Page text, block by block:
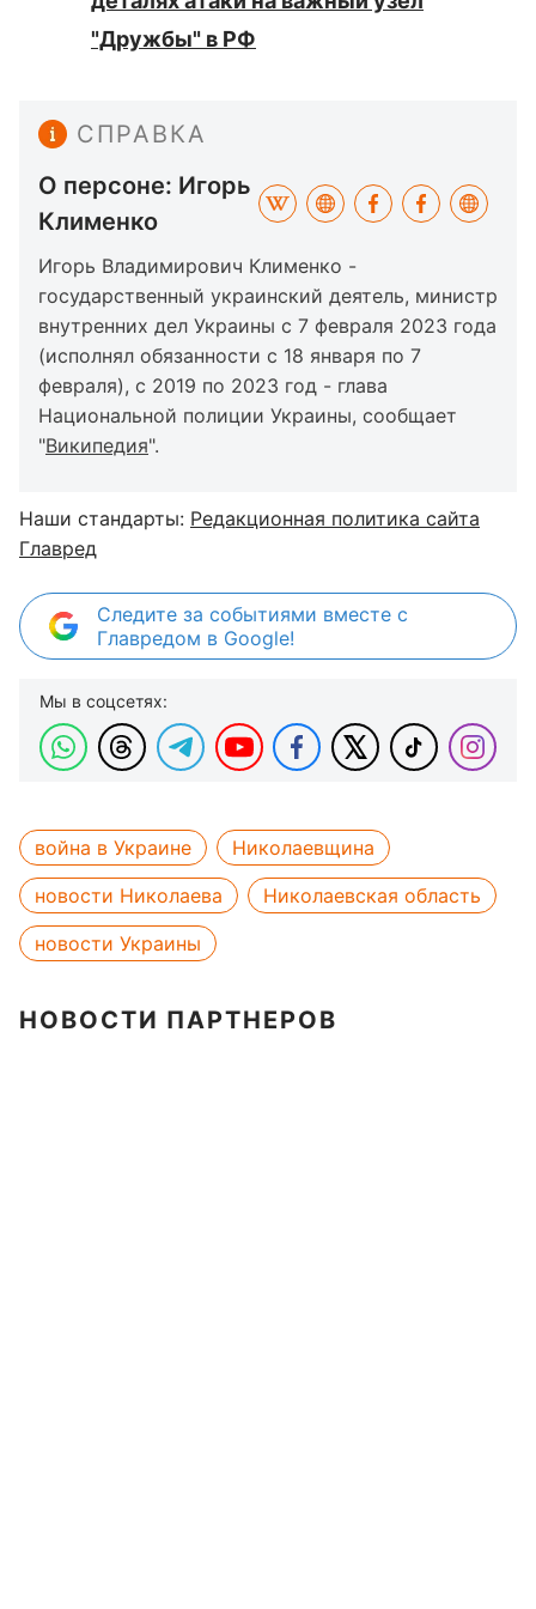
"Дружбы" в РФ
СПРАВКА
О персоне: Игорь
Клименко
Игорь Владимирович Клименко -
государственный украинский деятель, министр
внутренних дел Украины с 7 февраля 2023 года
(исполнял обязанности с 18 января по 7
февраля), с 2019 по 2023 год - глава
Национальной полиции Украины, сообщает
"Википедия".
Наши стандарты: Редакционная политика сайта
Главред
Следите за событиями вместе с
Главредом в Google!
Мы в соцсетях:
война в Украине
Николаевщина
новости Николаева
Николаевская область
новости Украины
НОВОСТИ ПАРТНЕРОВ